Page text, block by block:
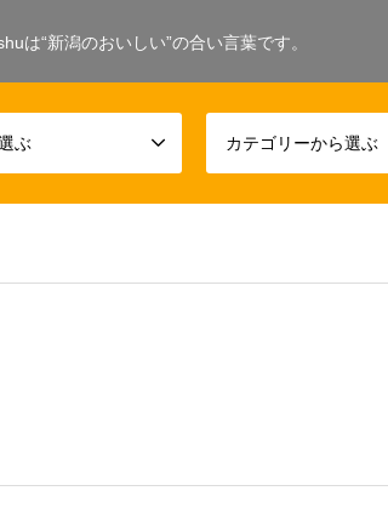
は“新潟のおいしい”の合い言葉です。
ぶ カテゴリーから選ぶ